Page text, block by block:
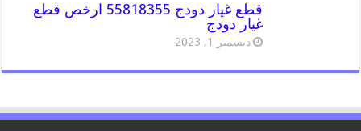
قطع غيار دودج 55818355 ارخص قطع
غيار دودج
ديسمبر 1, 2023